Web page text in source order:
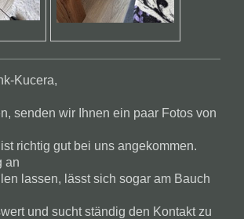
Kucera,
senden wir Ihnen ein paar Fotos von
richtig gut bei uns angekommen.
an
lassen, lässt sich sogar am Bauch
und sucht ständig den Kontakt zu